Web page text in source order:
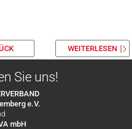
WEITERLESEN
Sie uns!
e.V.
mbH